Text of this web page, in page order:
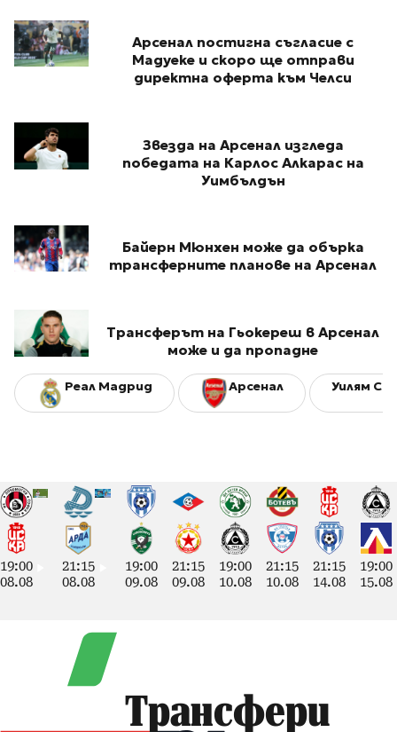
Арсенал постигна съгласие с
Мадуеке и скоро ще отправи
директна оферта към Челси
Звезда на Арсенал изгледа
победата на Карлос Алкарас на
Уимбълдън
Байерн Мюнхен може да обърка
трансферните планове на Арсенал
Трансферът на Гьокереш в Арсенал
може и да пропадне
Реал Мадрид Арсенал Уилям
19:00
08.08
21:15
08.08
19:00
09.08
21:15
09.08
19:00
10.08
21:15
10.08
21:15
14.08
19:00
15.08
Трансфери